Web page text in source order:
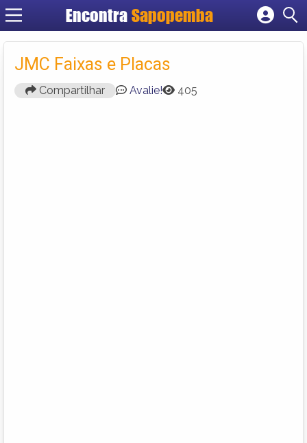
Encontra Sapopemba
Cadastrar empresa
Criar conta
JMC Faixas e Placas
Compartilhar Avalie! 405